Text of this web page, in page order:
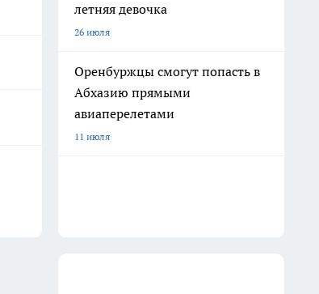
летняя девочка
26 июля
Оренбуржцы смогут попасть в
Абхазию прямыми
авиаперелетами
11 июля